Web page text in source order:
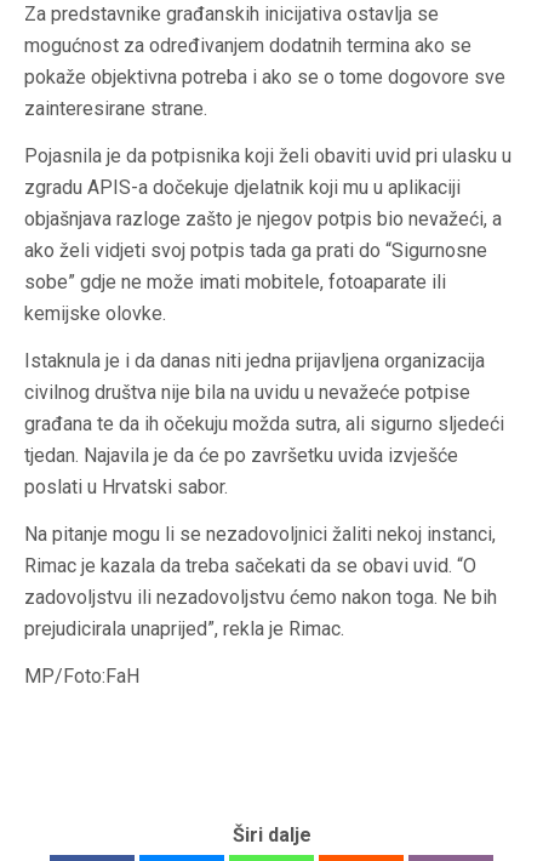
Za predstavnike građanskih inicijativa ostavlja se
mogućnost za određivanjem dodatnih termina ako se
pokaže objektivna potreba i ako se o tome dogovore sve
zainteresirane strane.
Pojasnila je da potpisnika koji želi obaviti uvid pri ulasku u
zgradu APIS-a dočekuje djelatnik koji mu u aplikaciji
objašnjava razloge zašto je njegov potpis bio nevažeći, a
ako želi vidjeti svoj potpis tada ga prati do “Sigurnosne
sobe” gdje ne može imati mobitele, fotoaparate ili
kemijske olovke.
Istaknula je i da danas niti jedna prijavljena organizacija
civilnog društva nije bila na uvidu u nevažeće potpise
građana te da ih očekuju možda sutra, ali sigurno sljedeći
tjedan. Najavila je da će po završetku uvida izvješće
poslati u Hrvatski sabor.
Na pitanje mogu li se nezadovoljnici žaliti nekoj instanci,
Rimac je kazala da treba sačekati da se obavi uvid. “O
zadovoljstvu ili nezadovoljstvu ćemo nakon toga. Ne bih
prejudicirala unaprijed”, rekla je Rimac.
MP/Foto:FaH
Širi dalje